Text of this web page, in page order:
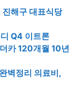
해구 대표식당
Q4 이트론
카 120개월 10년
벽정리 의료비,